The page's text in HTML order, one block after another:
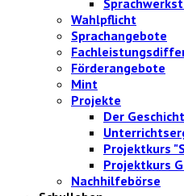
Wahlpflicht
Sprachangebote
Förderangebote
Mint
Projekte
Der
Projektkurs
Projektkurs
Nachhilfebörse